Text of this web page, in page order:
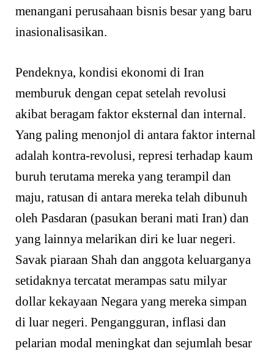
menangani perusahaan bisnis besar yang baru
inasionalisasikan.
Pendeknya, kondisi ekonomi di Iran
memburuk dengan cepat setelah revolusi
akibat beragam faktor eksternal dan internal.
Yang paling menonjol di antara faktor internal
adalah kontra-revolusi, represi terhadap kaum
buruh terutama mereka yang terampil dan
maju, ratusan di antara mereka telah dibunuh
oleh Pasdaran (pasukan berani mati Iran) dan
yang lainnya melarikan diri ke luar negeri.
Savak piaraan Shah dan anggota keluarganya
setidaknya tercatat merampas satu milyar
dollar kekayaan Negara yang mereka simpan
di luar negeri. Pengangguran, inflasi dan
pelarian modal meningkat dan sejumlah besar